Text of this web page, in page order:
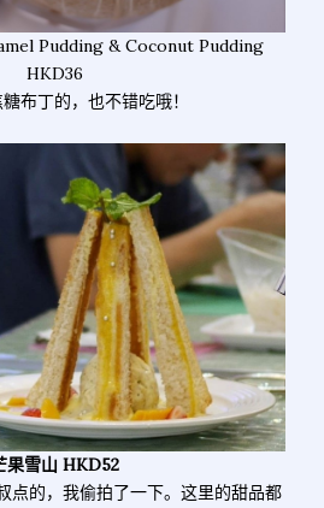
Pudding & Coconut Pudding
HKD36
布丁的，也不错吃哦！
果雪山 HKD52
点的，我偷拍了一下。这里的甜品都